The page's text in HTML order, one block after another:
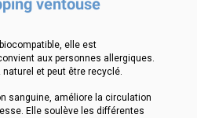
ventouse
elle est
aux personnes allergiques.
et peut être recyclé.
sanguine, améliore la circulation
Elle soulève les différentes